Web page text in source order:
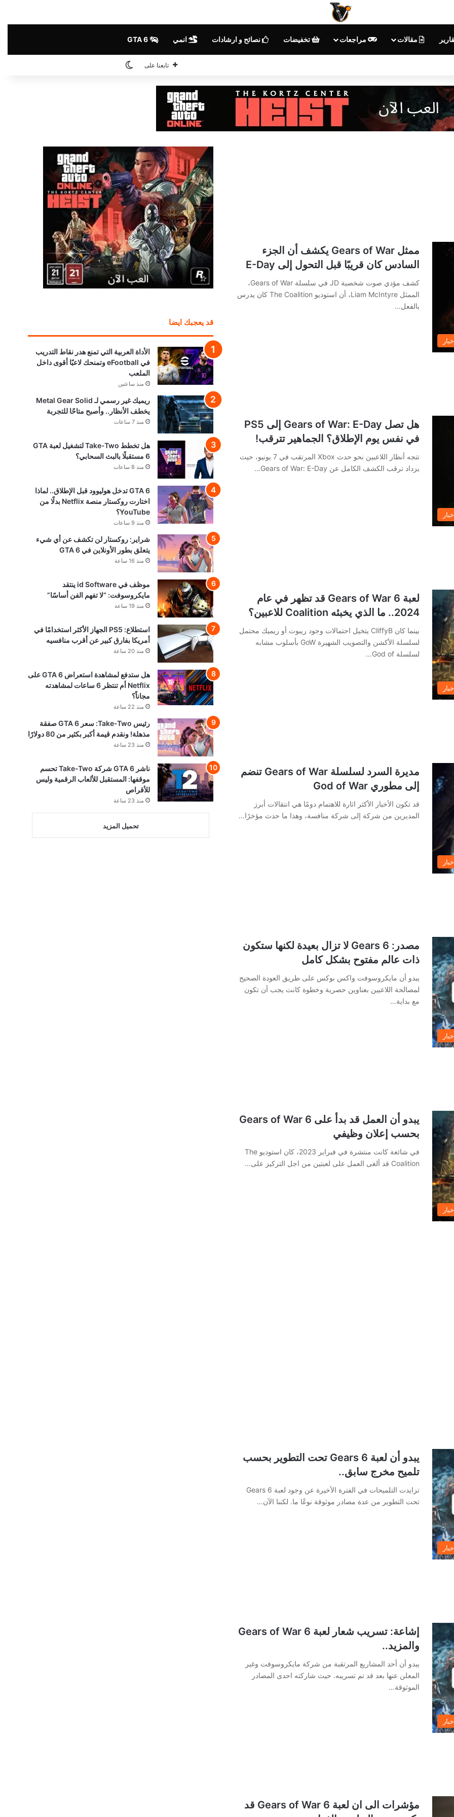
مقالات مراجعات تخفيضات نصائح و ارشادات انمي
تابعنا على الوضع المظلم
ممثل Gears of War يكشف أن الجزء
السادس كان قريبًا قبل التحول إلى E-Day
كشف مؤدي صوت شخصية JD في سلسلة Gears of War،
الممثل Liam McIntyre، أن استوديو The Coalition كان يدرس
بالفعل…
هل تصل Gears of War: E-Day إلى PS5
في نفس يوم الإطلاق؟ الجماهير تترقب!
تتجه أنظار اللاعبين نحو حدث Xbox المرتقب في 7 يونيو، حيث
يزداد ترقب الكشف الكامل عن Gears of War: E-Day…
لعبة Gears of War 6 قد تظهر في عام
2024.. ما الذي يخبئه Coalition للاعبين؟
بينما كان CliffyB يتخيل احتمالات وجود ريبوت أو ريميك محتمل
لسلسلة الأكشن والتصويب الشهيرة GoW بأسلوب مشابه
لسلسلة God of…
مديرة السرد لسلسلة Gears of War تنضم
إلى مطوري God of War
قد تكون الأخبار الأكثر اثارة للاهتمام دومًا هي انتقالات أبرز
المديرين من شركة إلى شركة منافسة، وهذا ما حدث مؤخرًا…
مصدر: Gears 6 لا تزال بعيدة لكنها ستكون
ذات عالم مفتوح بشكل كامل
يبدو أن مايكروسوفت واكس بوكس على طريق العودة الصحيح
لمصالحة اللاعبين بعناوين حصرية وخطوة كانت يجب أن تكون
مع بداية…
يبدو أن العمل قد بدأ على 6 Gears of War
بحسب إعلان وظيفي
في شائعة كانت منتشرة في فبراير 2023، كان استوديو The
Coalition قد ألغى العمل على لعبتين من اجل التركيز على…
يبدو أن لعبة Gears 6 تحت التطوير بحسب
تلميح مخرج سابق..
تزايدت التلميحات في الفترة الأخيرة عن وجود لعبة Gears 6
تحت التطوير من عدة مصادر موثوقة نوعًا ما. لكننا الآن…
إشاعة: تسريب شعار لعبة Gears of War 6
والمزيد..
يبدو أن أحد المشاريع المرتقبة من شركة مايكروسوفت وغير
المعلن عنها بعد قد تم تسريبه. حيث شاركته احدى المصادر
الموثوقة…
مؤشرات الى ان لعبة Gears of War 6 قد
قد يعجبك ايضا
الأداة العربية التي تمنع هدر نقاط التدريب
في eFootball وتمنحك لاعبًا أقوى داخل
الملعب
منذ ساعتين
ريميك غير رسمي لـ Metal Gear Solid
يخطف الأنظار.. وأصبح متاحًا للتجربة
منذ 7 ساعات
هل تخطط Take-Two لتشغيل لعبة GTA
6 مستقبلًا بالبث السحابي؟
منذ 8 ساعات
GTA 6 تدخل هوليوود قبل الإطلاق.. لماذا
اختارت روكستار منصة Netflix بدلًا من
YouTube؟
منذ 9 ساعات
شراير: روكستار لن تكشف عن أي شيء
يتعلق بطور الأونلاين في GTA 6
منذ 16 ساعة
موظف في id Software ينتقد
مايكروسوفت: “لا تفهم الفن أساسًا”
منذ 19 ساعة
استطلاع: PS5 الجهاز الأكثر استخدامًا في
أمريكا بفارق كبير عن أقرب منافسيه
منذ 20 ساعة
هل ستدفع لمشاهدة استعراض GTA 6 على
Netflix أم تنتظر 6 ساعات لمشاهدته
مجاناً؟
منذ 22 ساعة
رئيس Take-Two: سعر GTA 6 صفقة
مذهلة! ونقدم قيمة أكبر بكثير من 80 دولارًا
منذ 23 ساعة
ناشر GTA 6 شركة Take-Two تحسم
موقفها: المستقبل للألعاب الرقمية وليس
للأقراص
منذ 23 ساعة
تحميل المزيد